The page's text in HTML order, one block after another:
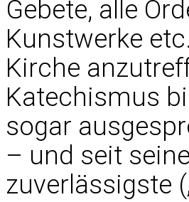
Gebete, alle
Kunstwerke
Kirche
Katechismus
sogar
– und seit
zuverlässigste